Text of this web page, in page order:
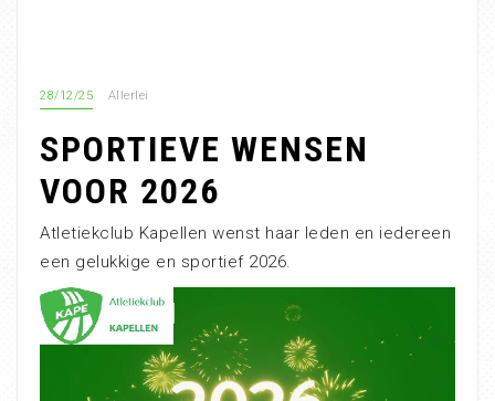
28/12/25 Allerlei
SPORTIEVE WENSEN
VOOR 2026
Atletiekclub Kapellen wenst haar leden en iedereen
een gelukkige en sportief 2026.